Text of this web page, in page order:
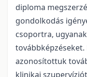
diploma
gondolkodás
csoportra,
azonosítottuk
klinikai